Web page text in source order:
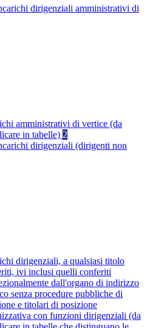
dirigenziali amministrativi di
amministrativi di vertice (da
in tabelle) 2
dirigenziali (dirigenti non
dirigenziali, a qualsiasi titolo
ivi inclusi quelli conferiti
dall'organo di indirizzo
senza procedure pubbliche di
e titolari di posizione
con funzioni dirigenziali (da